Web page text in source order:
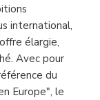
international,
élargie,
Avec pour
du
Europe", le